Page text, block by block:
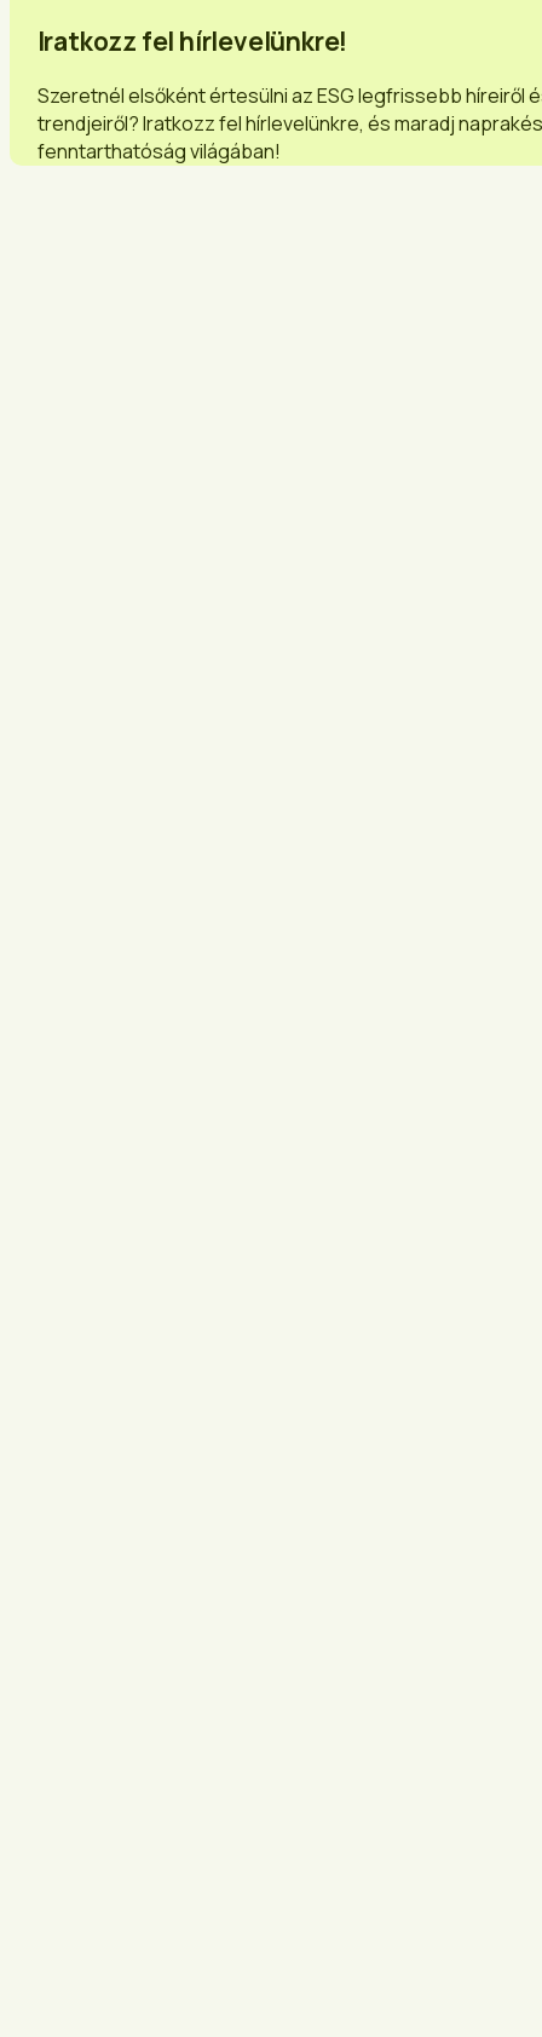
Iratkozz fel hírlevelünkre!
Szeretnél elsőként értesülni az ESG legfrissebb híreiről
trendjeiről? Iratkozz fel hírlevelünkre, és maradj
fenntarthatóság világában!